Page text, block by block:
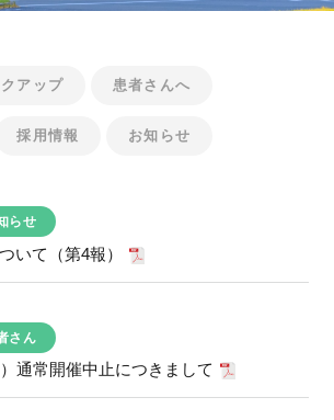
アップ 患者さんへ
採用情報 お知らせ
らせ
いて（第4報）
さん
通常開催中止につきまして